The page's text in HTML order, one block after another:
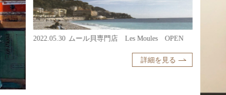
2022.05.30 ムール貝専門店 Les Moules OPEN
詳細を見る